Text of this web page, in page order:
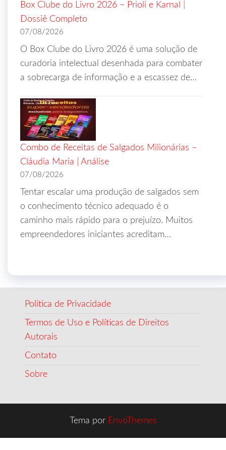
Box Clube do Livro 2026 – Prioli e Karnal |
Dossiê Completo
07/08/2026
O Box Clube do Livro 2026 é uma solução de
curadoria intelectual desenhada para combater
a sobrecarga de informação e a escassez de…
Combo de Receitas de Salgados Milionárias –
Cláudia Maria | Análise
07/08/2026
Tentar escalar uma produção de salgados sem
o conhecimento técnico adequado é o
caminho mais rápido para o prejuízo. Muitos
empreendedores iniciantes acreditam…
Politica de Privacidade
Termos de Uso e Políticas de Direitos
Autorais
Contato
Sobre
Tema por EnvoThemes